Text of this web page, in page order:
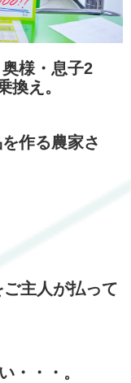
様・息子2
換え。
作る農家さ
主人が払って
・・・。